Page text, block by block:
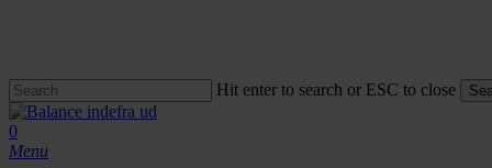
content
Hit enter to search or ESC to close
Close
Search
search
0
Menu